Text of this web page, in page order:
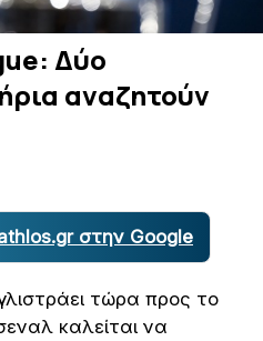
Δύο
αναζητούν
στην Google
τώρα προς το
καλείται να